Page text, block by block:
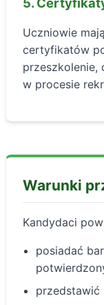
Uczniowie
certyfikatów
przeszkolenie,
w procesie
Warunki
Kandydaci
posiadać
przedstawić